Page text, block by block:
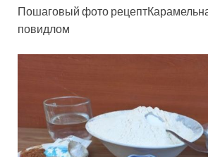
Пошаговый фото
повидлом